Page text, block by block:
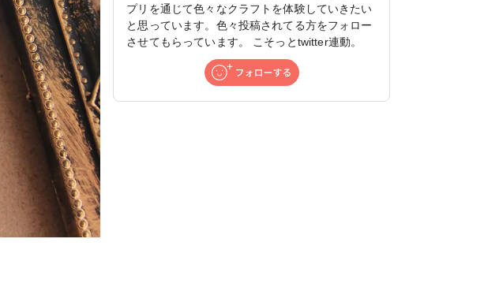
プリを通じて色々なクラフトを体験していきたい
と思っています。色々投稿されてる方をフォロー
させてもらっています。 こそっとtwitter連動。